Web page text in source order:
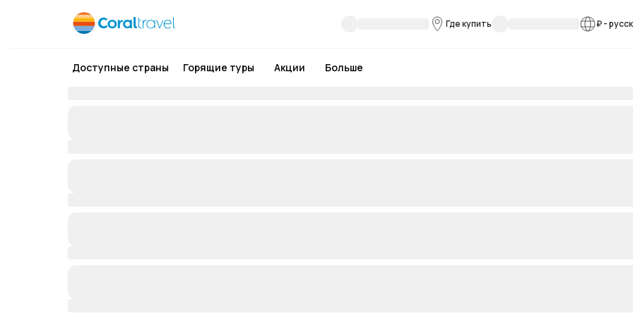
Где купить ₽-
Доступные страны Горящие туры Акции Больше